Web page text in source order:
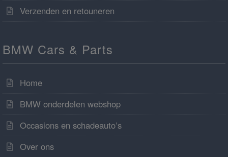
Verzenden en retouneren
BMW Cars & Parts
Home
BMW onderdelen webshop
Occasions en schadeauto’s
Over ons